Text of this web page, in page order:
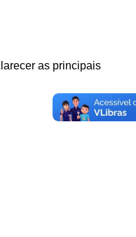
as principais